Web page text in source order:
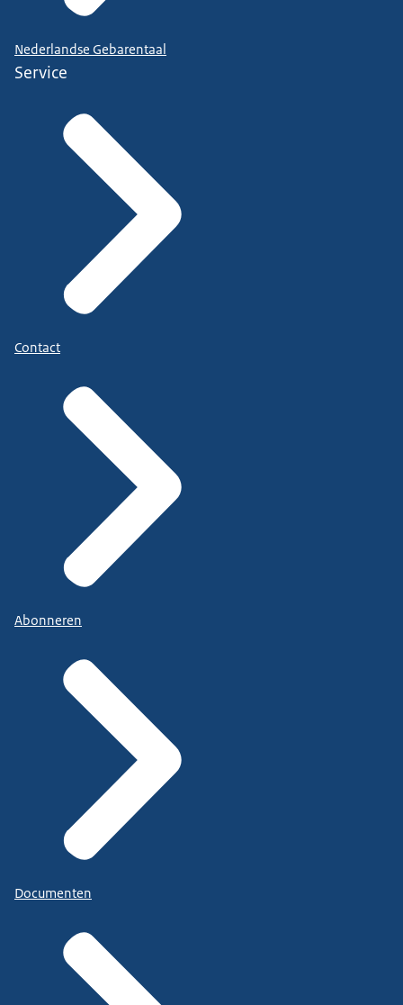
Nederlandse Gebarentaal
Service
Contact
Abonneren
Documenten